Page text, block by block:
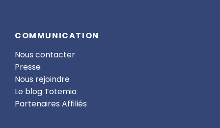
COMMUNICATION
Nous contacter
Presse
Nous rejoindre
Le blog Totemia
Partenaires Affiliés